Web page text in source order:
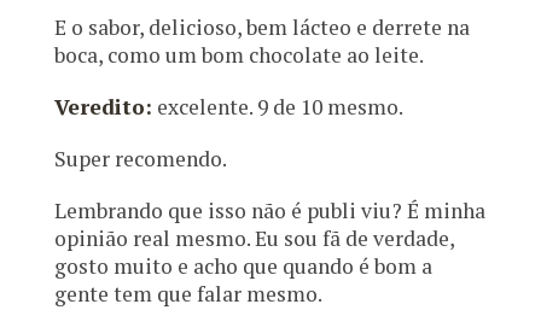
E o sabor, delicioso, bem lácteo e derrete na
boca, como um bom chocolate ao leite.
Veredito: excelente. 9 de 10 mesmo.
Super recomendo.
Lembrando que isso não é publi viu? É minha
opinião real mesmo. Eu sou fã de verdade,
gosto muito e acho que quando é bom a
gente tem que falar mesmo.